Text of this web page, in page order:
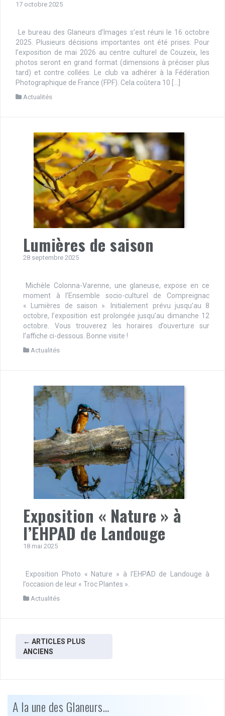
17 octobre 2025
Le bureau des Glaneurs d’Images s’est réuni le 16 octobre
2025. Plusieurs décisions importantes ont été prises. Pour
l’exposition de mai 2026 au centre culturel de Couzeix, les
photos seront en grand format (dimensions à préciser plus
tard) et contre collées. Le club va adhérer à la Fédération
Photographique de France (FPF). Cela coûtera 10 […]
Actualités
Lumières de saison
28 septembre 2025
Michèle Colonna-Varenne, une glaneuse, expose en ce
moment à l’Ensemble socio-culturel de Compreignac
« Lumières de saison ». Initialement prévu jusqu’au 8
octobre, l’exposition est prolongée jusqu’au dimanche 12
octobre. Vous trouverez les horaires d’ouverture sur
l’affiche ci-dessous. Bonne visite !
Actualités
Exposition « Nature » à
l’EHPAD de Landouge
18 mai 2025
Exposition Photo « Nature » à l’EHPAD de Landouge à
l’occasion de leur « Troc Plantes ».
Actualités
Navigation
des
← ARTICLES PLUS
ANCIENS
A la une des Glaneurs…